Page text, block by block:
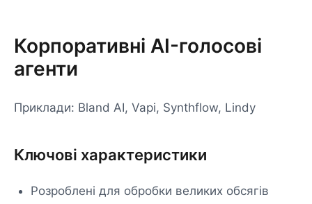
Корпоративні AI-голосові
агенти
Приклади: Bland AI, Vapi, Synthflow, Lindy
Ключові характеристики
Розроблені для обробки великих обсягів